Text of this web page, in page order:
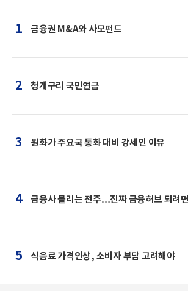
1 금융권 M&A와 사모펀드
2 청개구리 국민연금
3 원화가 주요국 통화 대비 강세인 이유
4 금융사 몰리는 전주…진짜 금융허브 되려면
5 식음료 가격인상, 소비자 부담 고려해야